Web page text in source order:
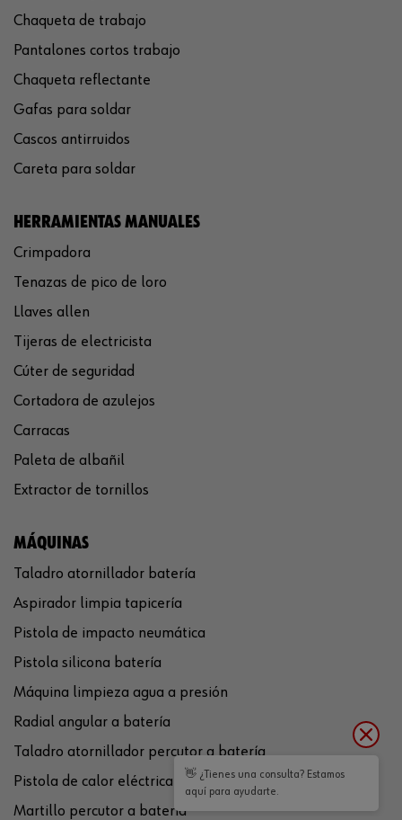
Chaqueta de trabajo
Pantalones cortos trabajo
Chaqueta reflectante
Gafas para soldar
Cascos antirruidos
Careta para soldar
HERRAMIENTAS MANUALES
Crimpadora
Tenazas de pico de loro
Llaves allen
Tijeras de electricista
Cúter de seguridad
Cortadora de azulejos
Carracas
Paleta de albañil
Extractor de tornillos
MÁQUINAS
Taladro atornillador batería
Aspirador limpia tapicería
Pistola de impacto neumática
Pistola silicona batería
Máquina limpieza agua a presión
Radial angular a batería
Taladro atornillador percutor a batería
Pistola de calor eléctrica
Martillo percutor a batería
👋 ¿Tienes una consulta? Estamos
aquí para ayudarte.